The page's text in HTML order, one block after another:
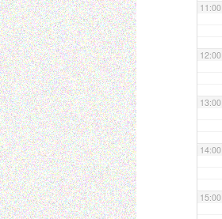
11:00
12:00
13:00
14:00
15:00